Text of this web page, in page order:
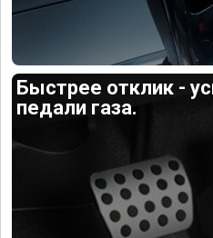
Быстрее отклик -
педали газа.